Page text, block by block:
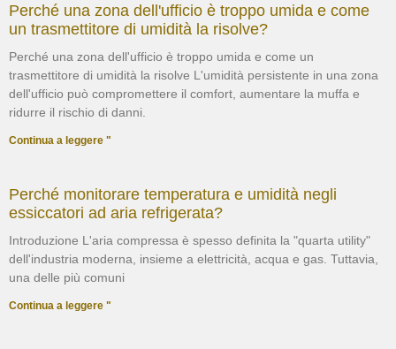
Perché una zona dell'ufficio è troppo umida e come
un trasmettitore di umidità la risolve?
Perché una zona dell'ufficio è troppo umida e come un
trasmettitore di umidità la risolve L'umidità persistente in una zona
dell'ufficio può compromettere il comfort, aumentare la muffa e
ridurre il rischio di danni.
Continua a leggere "
Perché monitorare temperatura e umidità negli
essiccatori ad aria refrigerata?
Introduzione L'aria compressa è spesso definita la "quarta utility"
dell'industria moderna, insieme a elettricità, acqua e gas. Tuttavia,
una delle più comuni
Continua a leggere "